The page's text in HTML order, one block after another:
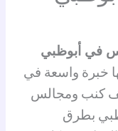
في أبوظبي
خبرة واسعة في
كنب ومجالس
بطرق